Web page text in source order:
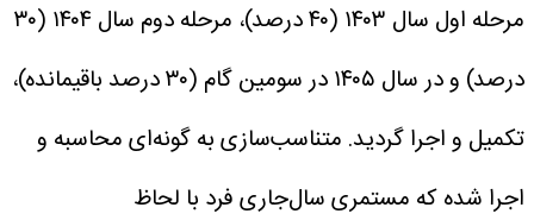
مرحله اول سال ۱۴۰۳ (۴۰ درصد)، مرحله دوم سال ۱۴۰۴ (۳۰
درصد) و در سال ۱۴۰۵ در سومین گام (۳۰ درصد باقیمانده)،
تکمیل و اجرا گردید. متناسب‌سازی به‌ گونه‌ای محاسبه و
اجرا شده که مستمری سال‌جاری فرد با لحاظ